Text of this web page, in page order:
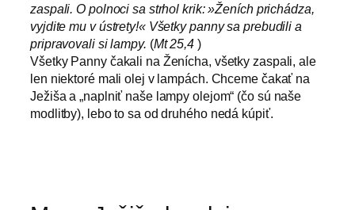
zaspali. O polnoci sa strhol krik: »Ženích prichádza,
vyjdite mu v ústrety!« Všetky panny sa prebudili a
pripravovali si lampy. (Mt 25,4 )
Všetky Panny čakali na Ženícha, všetky zaspali, ale
len niektoré mali olej v lampách. Chceme čakať na
Ježiša a „naplniť naše lampy olejom“ (čo sú naše
modlitby), lebo to sa od druhého nedá kúpiť.